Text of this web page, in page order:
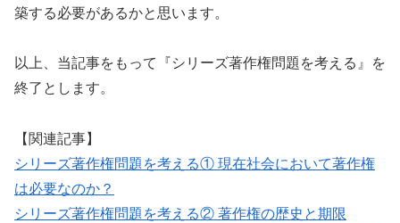
築する必要があるかと思います。
以上、当記事をもって『シリーズ著作権問題を考える』を
終了とします。
【関連記事】
シリーズ著作権問題を考える① 現在社会において著作権
は必要なのか？
シリーズ著作権問題を考える② 著作権の歴史と期限